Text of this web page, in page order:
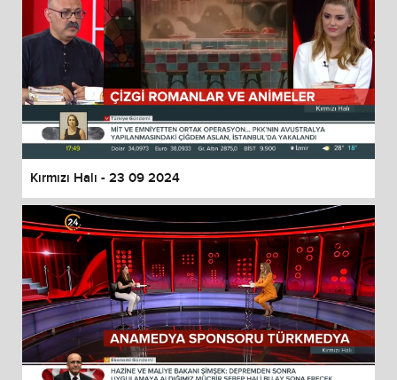
Kırmızı Halı - 23 09 2024